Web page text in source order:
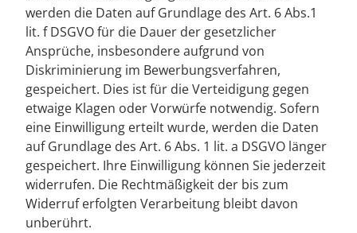
werden die Daten auf Grundlage des Art. 6 Abs.1
lit. f DSGVO für die Dauer der gesetzlicher
Ansprüche, insbesondere aufgrund von
Diskriminierung im Bewerbungsverfahren,
gespeichert. Dies ist für die Verteidigung gegen
etwaige Klagen oder Vorwürfe notwendig. Sofern
eine Einwilligung erteilt wurde, werden die Daten
auf Grundlage des Art. 6 Abs. 1 lit. a DSGVO länger
gespeichert. Ihre Einwilligung können Sie jederzeit
widerrufen. Die Rechtmäßigkeit der bis zum
Widerruf erfolgten Verarbeitung bleibt davon
unberührt.